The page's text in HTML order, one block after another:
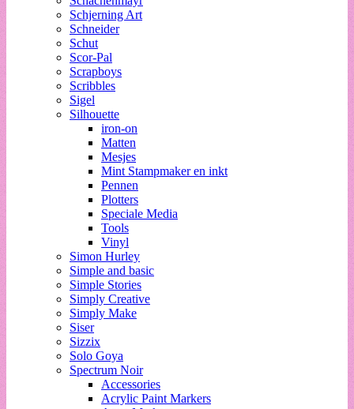
Schjerning Art
Schneider
Schut
Scor-Pal
Scrapboys
Scribbles
Sigel
Silhouette
iron-on
Matten
Mesjes
Mint Stampmaker en inkt
Pennen
Plotters
Speciale Media
Tools
Vinyl
Simon Hurley
Simple and basic
Simple Stories
Simply Creative
Simply Make
Siser
Sizzix
Solo Goya
Spectrum Noir
Accessories
Acrylic Paint Markers